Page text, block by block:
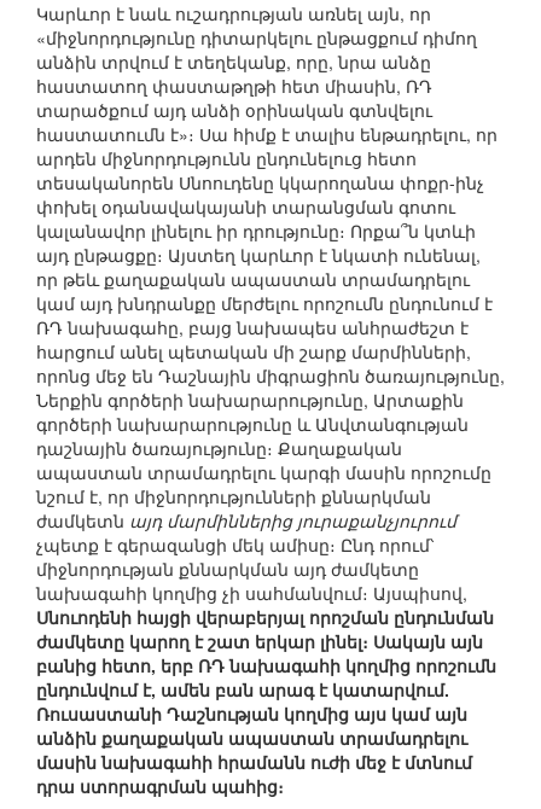
Կարևոր է նաև ուշադրության առնել այն, որ
«միջնորդությունը դիտարկելու ընթացքում դիմող
անձին տրվում է տեղեկանք, որը, նրա անձը
հաստատող փաստաթղթի հետ միասին, ՌԴ
տարածքում այդ անձի օրինական գտնվելու
հաստատումն է»։ Սա հիմք է տալիս ենթադրելու, որ
արդեն միջնորդությունն ընդունելուց հետո
տեսականորեն Սնոուդենը կկարողանա փոքր-ինչ
փոխել օդանավակայանի տարանցման գոտու
կալանավոր լինելու իր դրությունը։ Որքա՞ն կտևի
այդ ընթացքը։ Այստեղ կարևոր է նկատի ունենալ,
որ թեև քաղաքական ապաստան տրամադրելու
կամ այդ խնդրանքը մերժելու որոշումն ընդունում է
ՌԴ նախագահը, բայց նախապես անհրաժեշտ է
հարցում անել պետական մի շարք մարմինների,
որոնց մեջ են Դաշնային միգրացիոն ծառայությունը,
Ներքին գործերի նախարարությունը, Արտաքին
գործերի նախարարությունը և Անվտանգության
դաշնային ծառայությունը։ Քաղաքական
ապաստան տրամադրելու կարգի մասին որոշումը
նշում է, որ միջնորդությունների քննարկման
ժամկետն այդ մարմիններից յուրաքանչյուրում
չպետք է գերազանցի մեկ ամիսը։ Ընդ որում՝
միջնորդության քննարկման այդ ժամկետը
նախագահի կողմից չի սահմանվում։ Այսպիսով,
Սնուոդենի հայցի վերաբերյալ որոշման ընդունման
ժամկետը կարող է շատ երկար լինել։ Սակայն այն
բանից հետո, երբ ՌԴ նախագահի կողմից որոշումն
ընդունվում է, ամեն բան արագ է կատարվում.
Ռուսաստանի Դաշնության կողմից այս կամ այն
անձին քաղաքական ապաստան տրամադրելու
մասին նախագահի հրամանն ուժի մեջ է մտնում
դրա ստորագրման պահից։